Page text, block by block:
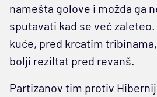
namešta golove i možda ga
sputavati kad se već
kuće, pred krcatim
bolji reziltat pred revanš.
Partizanov tim protiv